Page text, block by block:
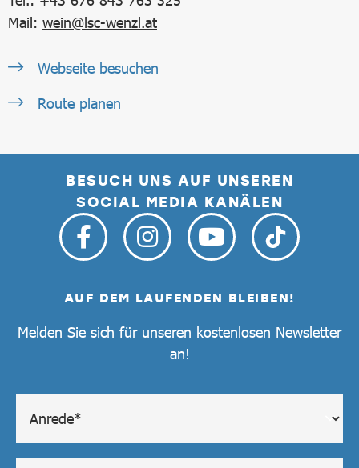
Mail: wein@lsc-wenzl.at
Webseite besuchen
Route planen
BESUCH UNS AUF UNSEREN
SOCIAL MEDIA KANÄLEN
AUF DEM LAUFENDEN BLEIBEN!
Melden Sie sich für unseren kostenlosen Newsletter
an!